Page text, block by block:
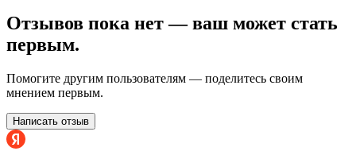
Отзывов пока нет — ваш может стать
первым.
Помогите другим пользователям — поделитесь своим
мнением первым.
Написать отзыв